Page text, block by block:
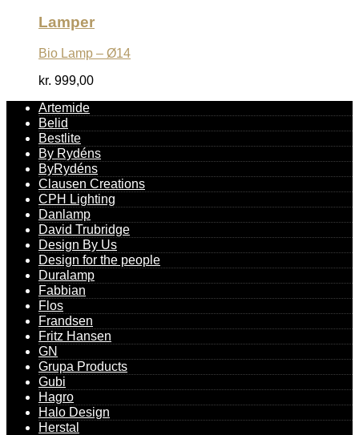
Lamper
Bio Lamp – Ø14
kr. 999,00
Artemide
Belid
Bestlite
By Rydéns
ByRydéns
Clausen Creations
CPH Lighting
Danlamp
David Trubridge
Design By Us
Design for the people
Duralamp
Fabbian
Flos
Frandsen
Fritz Hansen
GN
Grupa Products
Gubi
Hagro
Halo Design
Herstal